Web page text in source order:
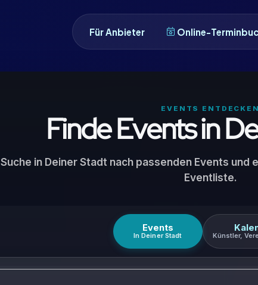
Für Anbieter Online-
EVENTS ENTDECKEN
Finde Events in
Suche in Deiner Stadt nach passenden Events und
Eventliste.
Events
In Deiner Stadt Künstler,